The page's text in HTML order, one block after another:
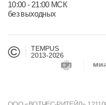
10:00 - 21:00 МСК
без выходных
©
TEMPUS
2013-2026